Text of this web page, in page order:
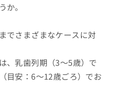
か。
でさまざまなケースに対
、乳歯列期（3～5歳）で
目安：6～12歳ごろ）でお